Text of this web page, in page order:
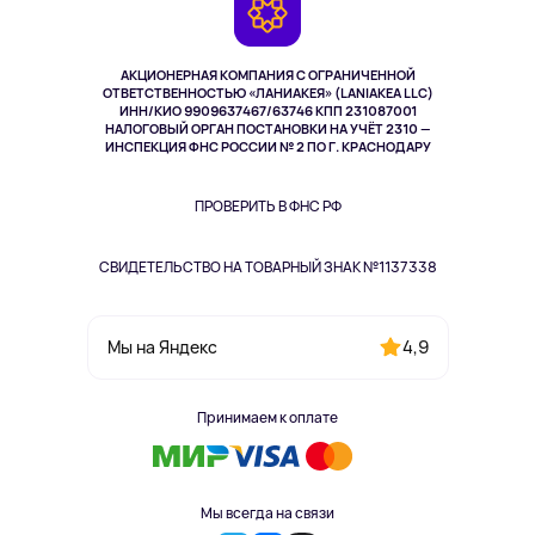
АКЦИОНЕРНАЯ КОМПАНИЯ С ОГРАНИЧЕННОЙ
ОТВЕТСТВЕННОСТЬЮ «ЛАНИАКЕЯ» (LANIAKEA LLC)
ИНН/КИО 9909637467/63746 КПП 231087001
НАЛОГОВЫЙ ОРГАН ПОСТАНОВКИ НА УЧЁТ 2310 —
ИНСПЕКЦИЯ ФНС РОССИИ № 2 ПО Г. КРАСНОДАРУ
ПРОВЕРИТЬ В ФНС РФ
СВИДЕТЕЛЬСТВО НА ТОВАРНЫЙ ЗНАК №1137338
Мы на Яндекс 4,9
Принимаем к оплате
Мы всегда на связи
Одежда и аксессуары